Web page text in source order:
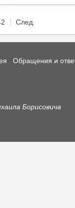
След.
Обращения и
Борисовича